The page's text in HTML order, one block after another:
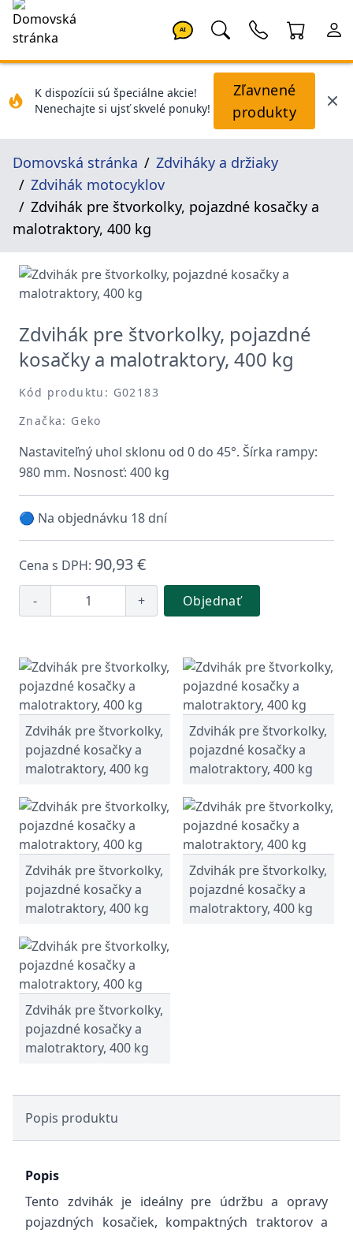
AI
K dispozícii sú špeciálne akcie!
Nenechajte si ujsť skvelé ponuky!
Zľavnené
produkty
Domovská stránka
Zdviháky a držiaky
Zdvihák motocyklov
Zdvihák pre štvorkolky, pojazdné kosačky a
malotraktory, 400 kg
Zdvihák pre štvorkolky, pojazdné
kosačky a malotraktory, 400 kg
Kód produktu: G02183
Značka: Geko
Nastaviteľný uhol sklonu od 0 do 45°. Šírka rampy:
980 mm. Nosnosť: 400 kg
🔵 Na objednávku 18 dní
Cena s DPH: 90,93 €
- + Objednať
Zdvihák pre štvorkolky,
pojazdné kosačky a
malotraktory, 400 kg
Zdvihák pre štvorkolky,
pojazdné kosačky a
malotraktory, 400 kg
Zdvihák pre štvorkolky,
pojazdné kosačky a
malotraktory, 400 kg
Zdvihák pre štvorkolky,
pojazdné kosačky a
malotraktory, 400 kg
Zdvihák pre štvorkolky,
pojazdné kosačky a
malotraktory, 400 kg
Popis produktu
Popis
Tento zdvihák je ideálny pre údržbu a opravy
pojazdných kosačiek, kompaktných traktorov a